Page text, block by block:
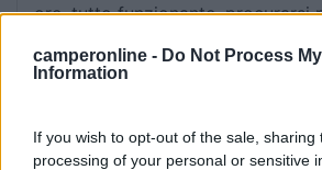
camperonline - Do Not Process
Information
If you wish to opt-out of the sale, sharing
processing of your personal or sensitive
ore, tutto funzionante, procurarsi
quanto riportato sui cartelli
Prezzo Servizi